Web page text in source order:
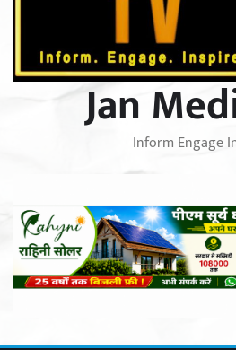
Jan
Inform Engage